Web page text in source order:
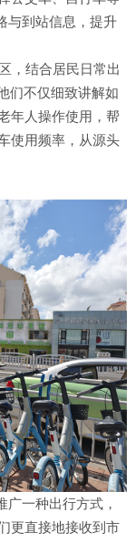
与到站信息，提升
，结合居民日常出
们不仅细致讲解如
年人操作使用，帮
使用频率，从源头
一种出行方式，
更直接地接收到市